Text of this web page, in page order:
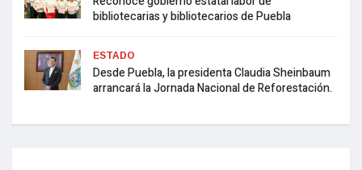
bibliotecarias y bibliotecarios de Puebla
ESTADO
Desde Puebla, la presidenta Claudia Sheinbaum
arrancará la Jornada Nacional de Reforestación.